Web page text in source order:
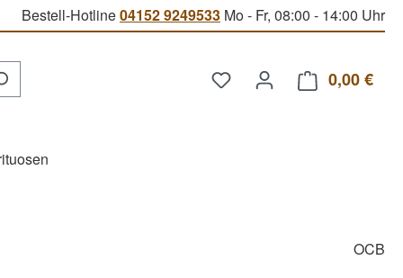
Bestell-Hotline04152 9249533 Mo - Fr, 08:00 - 14:00 Uhr
Du hast 0 Produkte auf
0,00 €
OCB